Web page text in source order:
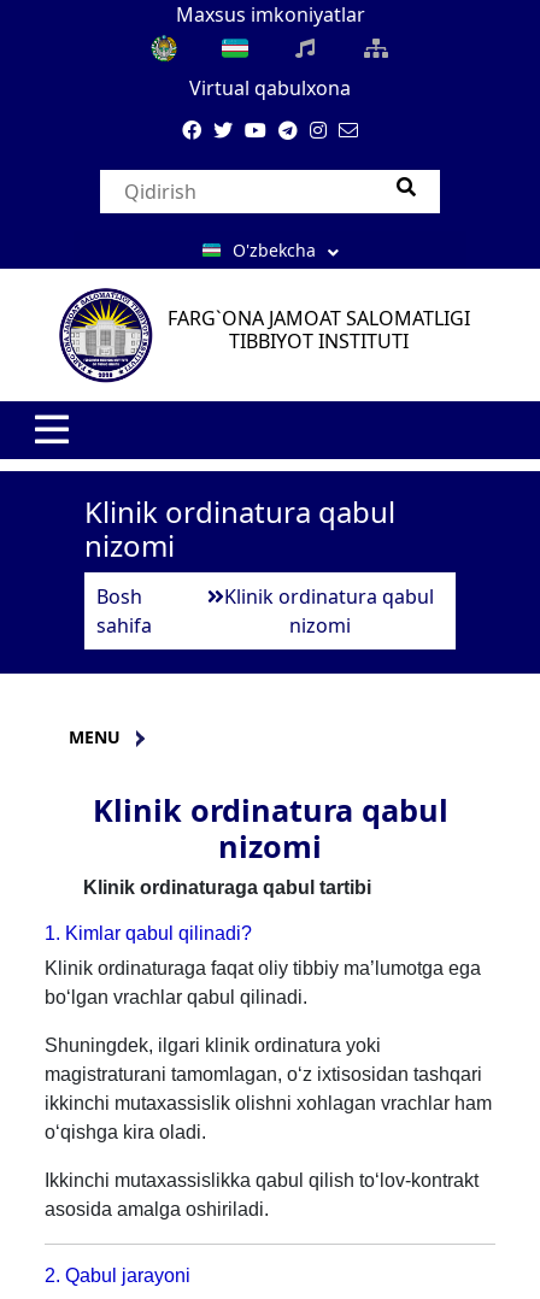
Maxsus imkoniyatlar
Virtual qabulxona
O'zbekcha
FARG`ONA JAMOAT SALOMATLIGI
TIBBIYOT INSTITUTI
Klinik ordinatura qabul
nizomi
Bosh
sahifa
Klinik ordinatura qabul
nizomi
MENU
Klinik ordinatura qabul
nizomi
Klinik ordinaturaga qabul tartibi
1. Kimlar qabul qilinadi?
Klinik ordinaturaga faqat oliy tibbiy ma’lumotga ega
bo‘lgan vrachlar qabul qilinadi.
Shuningdek, ilgari klinik ordinatura yoki
magistraturani tamomlagan, o‘z ixtisosidan tashqari
ikkinchi mutaxassislik olishni xohlagan vrachlar ham
o‘qishga kira oladi.
Ikkinchi mutaxassislikka qabul qilish to‘lov-kontrakt
asosida amalga oshiriladi.
2. Qabul jarayoni